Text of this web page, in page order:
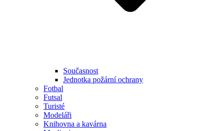
Současnost
Jednotka požární ochrany
Fotbal
Futsal
Turisté
Modeláři
Knihovna a kavárna